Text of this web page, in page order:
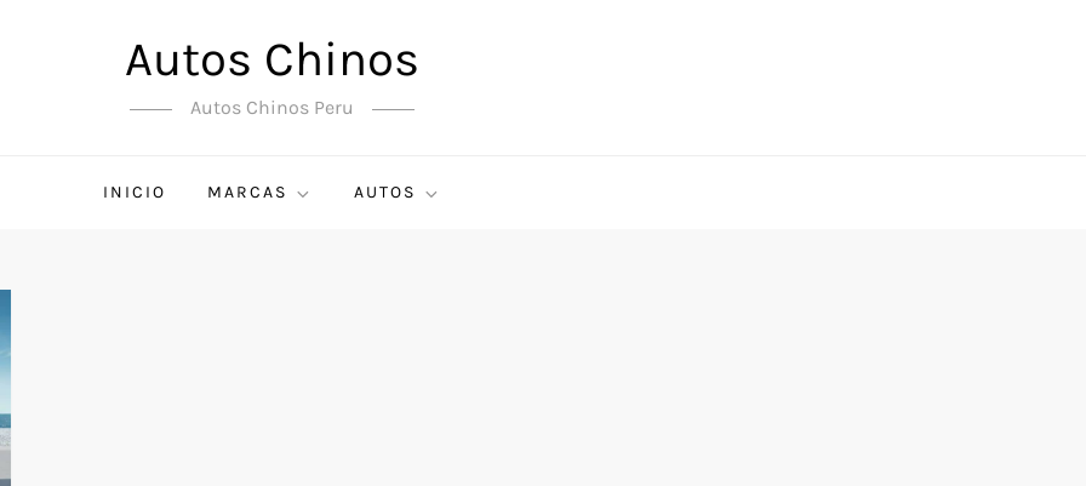
Autos Chinos
Autos Chinos Peru
INICIO MARCAS AUTOS